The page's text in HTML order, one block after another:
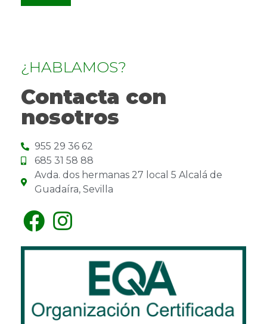
¿HABLAMOS?
Contacta con
nosotros
955 29 36 62
685 31 58 88
Avda. dos hermanas 27 local 5 Alcalá de
Guadaíra, Sevilla